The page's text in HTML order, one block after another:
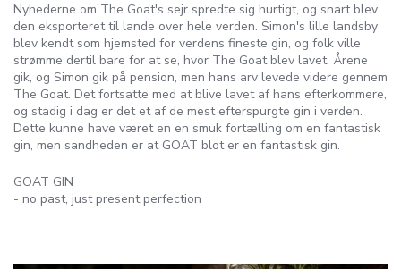
Nyhederne om The Goat's sejr spredte sig hurtigt, og snart blev
den eksporteret til lande over hele verden. Simon's lille landsby
blev kendt som hjemsted for verdens fineste gin, og folk ville
strømme dertil bare for at se, hvor The Goat blev lavet. Årene
gik, og Simon gik på pension, men hans arv levede videre gennem
The Goat. Det fortsatte med at blive lavet af hans efterkommere,
og stadig i dag er det et af de mest efterspurgte gin i verden.
Dette kunne have været en en smuk fortælling om en fantastisk
gin, men sandheden er at GOAT blot er en fantastisk gin.
GOAT GIN
- no past, just present perfection